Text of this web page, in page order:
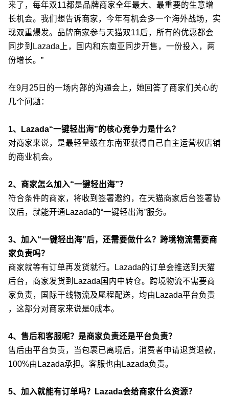
来了，每年双11都是品牌商家全年最大、最重要的生意增
长机会。我们想告诉商家，今年有机会多一个海外战场，实
现双重爆发。品牌商家参与天猫双11后，所有的优惠都会
同步到Lazada上，国内和东南亚同步开售，一份投入，两
份增长。”
在9月25日的一场内部的沟通会上，她回答了商家们关心的
几个问题：
1、Lazada“一键轻出海”的核心竞争力是什么？
对商家来说，是最轻量级在东南亚获得自己自主运营权店铺
的商业机会。
2、商家怎么加入“一键轻出海”？
符合条件的商家，将收到签署邀约，在天猫商家后台签署协
议后，就能开通Lazada的“一键轻出海”服务。
3、加入“一键轻出海”后，还需要做什么？跨境物流需要商
家负责吗？
商家就等有订单再发货就行。Lazada的订单会推送到天猫
后台，商家发货到Lazada国内中转仓。跨境物流不需要商
家负责，国际干线物流及尾程配送，均由Lazada平台负责
，这部分对商家来说是0成本。
4、售后和客服呢？是商家负责还是平台负责？
售后由平台负责，当包裹已离境后，消费者申请退货退款，
100%由Lazada承担。客服也由Lazada负责。
5、加入就能有订单吗？Lazada会给商家什么资源？